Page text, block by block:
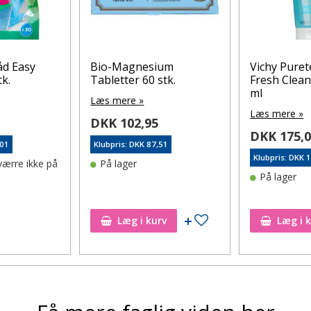
Tilføj til ønskeseddel
Vichy Pureté Thermale
Fresh Cleansing gel 200
DKK 175,00
Klubpris: DKK 148,75
Læg i kurv Tilføj til ønskeseddel
D-Pearls
stk.
Læs mere »
DKK 226,95
Klubpris: DKK
På lager
Læg i